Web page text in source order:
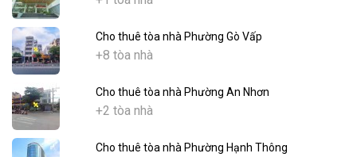
Cho thuê tòa nhà Phường Gò Vấp
+8 tòa nhà
Cho thuê tòa nhà Phường An Nhơn
+2 tòa nhà
Cho thuê tòa nhà Phường Hạnh Thông